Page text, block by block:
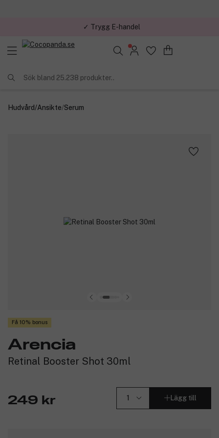
✓ Trygg E-handel
Sök bland 25.238 produkter..
Hudvård/Ansikte/Serum
Få 10% bonus
Arencia
Retinal Booster Shot 30ml
249 kr Lägg till